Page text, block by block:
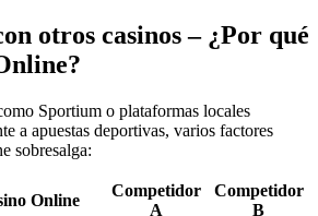
otros casinos – ¿Por qué
Sportium o plataformas locales
a apuestas deportivas, varios factores
sobresalga:
Online
Competidor
A
Competidor
B